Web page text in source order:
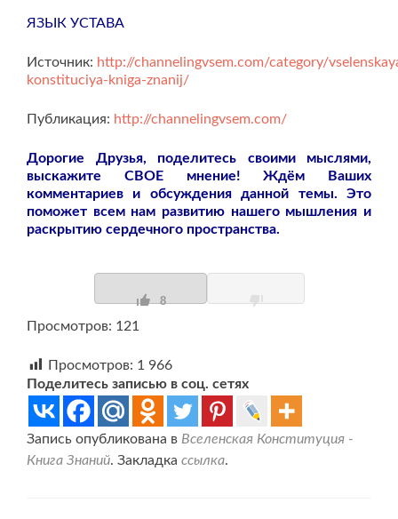
ЯЗЫК УСТАВА
Источник: http://channelingvsem.com/category/
konstituciya-kniga-znanij/
Публикация: http://channelingvsem.com/
Дорогие Друзья, поделитесь своими мыслями,
выскажите СВОЕ мнение! Ждём Ваших
комментариев и обсуждения данной темы. Это
поможет всем нам развитию нашего мышления и
раскрытию сердечного пространства.
8
Просмотров: 121
Просмотров: 1 966
Поделитесь записью в соц. сетях
Запись опубликована в Вселенская Конституция -
Книга Знаний. Закладка ссылка.